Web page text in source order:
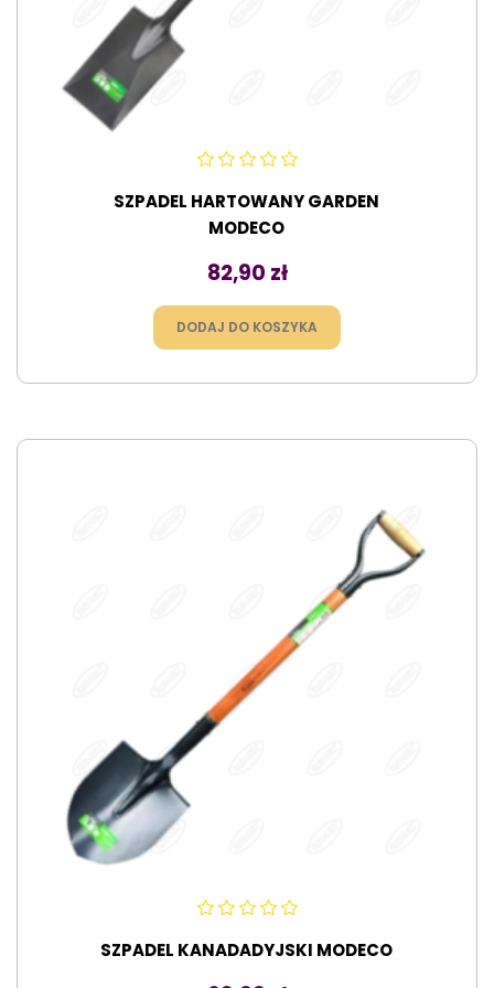
SZPADEL HARTOWANY GARDEN
MODECO
Cena
82,90 zł
DODAJ DO KOSZYKA
SZPADEL KANADADYJSKI MODECO